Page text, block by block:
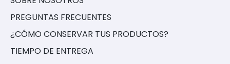
PREGUNTAS FRECUENTES
¿CÓMO CONSERVAR TUS PRODUCTOS?
TIEMPO DE ENTREGA